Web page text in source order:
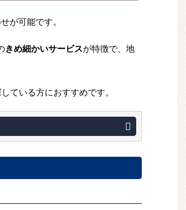
が可能です。
きめ細かいサービスが特徴で、地
ている方におすすめです。